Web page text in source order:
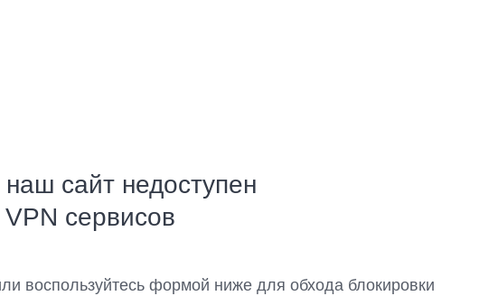
сайт недоступен
сервисов
воспользуйтесь формой ниже для обхода блокировки